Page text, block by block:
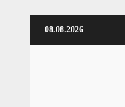
Inhalt
08.08.2026